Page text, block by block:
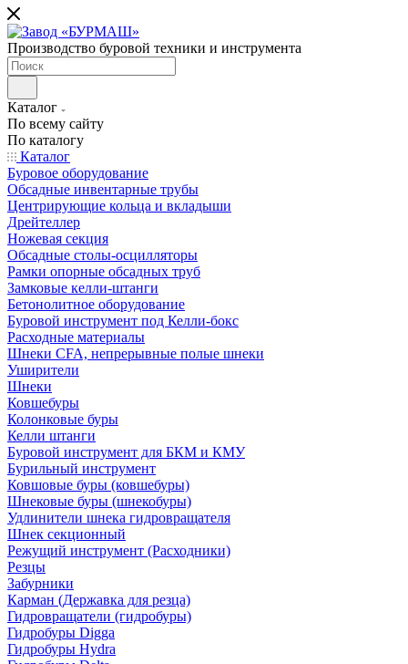
Производство буровой техники и инструмента
Каталог
По всему сайту
По каталогу
Каталог
Буровое оборудование
Обсадные инвентарные трубы
Центрирующие кольца и вкладыши
Дрейтеллер
Ножевая секция
Обсадные столы-осцилляторы
Рамки опорные обсадных труб
Замковые келли-штанги
Бетонолитное оборудование
Буровой инструмент под Келли-бокс
Расходные материалы
Шнеки CFA, непрерывные полые шнеки
Уширители
Шнеки
Ковшебуры
Колонковые буры
Келли штанги
Буровой инструмент для БКМ и КМУ
Бурильный инструмент
Ковшовые буры (ковшебуры)
Шнековые буры (шнекобуры)
Удлинители шнека гидровращателя
Шнек секционный
Режущий инструмент (Расходники)
Резцы
Забурники
Карман (Державка для резца)
Гидровращатели (гидробуры)
Гидробуры Digga
Гидробуры Hydra